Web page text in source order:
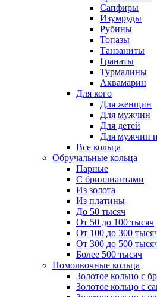
Сапфиры
Изумруды
Рубины
Топазы
Танзаниты
Гранаты
Турмалины
Аквамарин
Для кого
Для женщин
Для мужчин
Для детей
Для мужчин
Все кольца
Обручальные кольца
Парные
С бриллиантами
Из золота
Из платины
До 50 тысяч
От 50 до 100 тысяч
От 100 до 300
От 300 до 500
Более 500 тысяч
Помолвочные кольца
Золотое кольцо с
Золотое кольцо с